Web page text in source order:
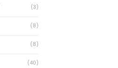
(3)
(8)
(8)
(40)